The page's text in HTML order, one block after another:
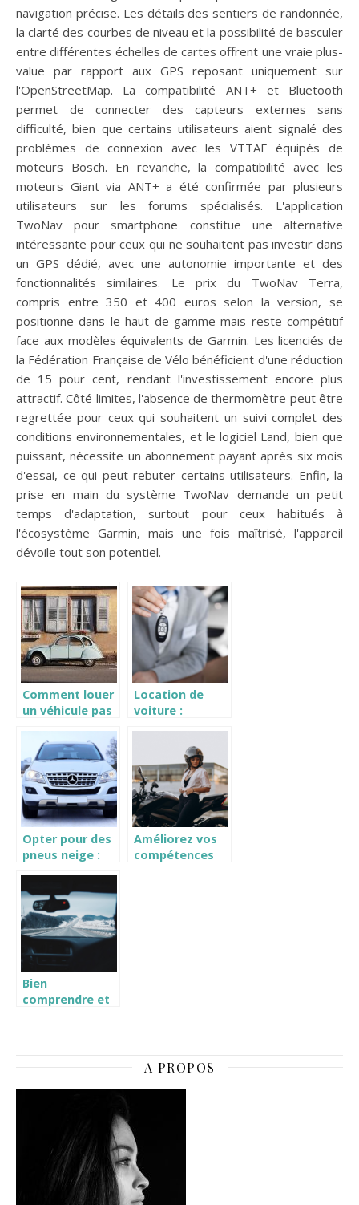
navigation précise. Les détails des sentiers de randonnée,
la clarté des courbes de niveau et la possibilité de basculer
entre différentes échelles de cartes offrent une vraie plus-
value par rapport aux GPS reposant uniquement sur
l'OpenStreetMap. La compatibilité ANT+ et Bluetooth
permet de connecter des capteurs externes sans
difficulté, bien que certains utilisateurs aient signalé des
problèmes de connexion avec les VTTAE équipés de
moteurs Bosch. En revanche, la compatibilité avec les
moteurs Giant via ANT+ a été confirmée par plusieurs
utilisateurs sur les forums spécialisés. L'application
TwoNav pour smartphone constitue une alternative
intéressante pour ceux qui ne souhaitent pas investir dans
un GPS dédié, avec une autonomie importante et des
fonctionnalités similaires. Le prix du TwoNav Terra,
compris entre 350 et 400 euros selon la version, se
positionne dans le haut de gamme mais reste compétitif
face aux modèles équivalents de Garmin. Les licenciés de
la Fédération Française de Vélo bénéficient d'une réduction
de 15 pour cent, rendant l'investissement encore plus
attractif. Côté limites, l'absence de thermomètre peut être
regrettée pour ceux qui souhaitent un suivi complet des
conditions environnementales, et le logiciel Land, bien que
puissant, nécessite un abonnement payant après six mois
d'essai, ce qui peut rebuter certains utilisateurs. Enfin, la
prise en main du système TwoNav demande un petit
temps d'adaptation, surtout pour ceux habitués à
l'écosystème Garmin, mais une fois maîtrisé, l'appareil
dévoile tout son potentiel.
Comment louer
un véhicule pas
Martinique
Location de
voiture :
conseils utiles
Opter pour des
pneus neige :
incontestables
Améliorez vos
compétences
Bien
comprendre et
A PROPOS